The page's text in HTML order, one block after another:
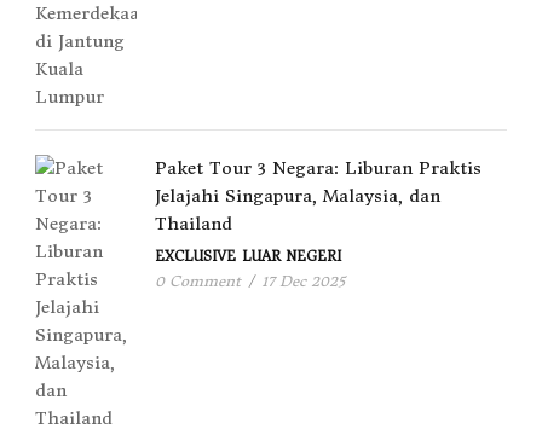
Paket Tour 3 Negara: Liburan Praktis
Jelajahi Singapura, Malaysia, dan
Thailand
EXCLUSIVE LUAR NEGERI
0 Comment / 17 Dec 2025